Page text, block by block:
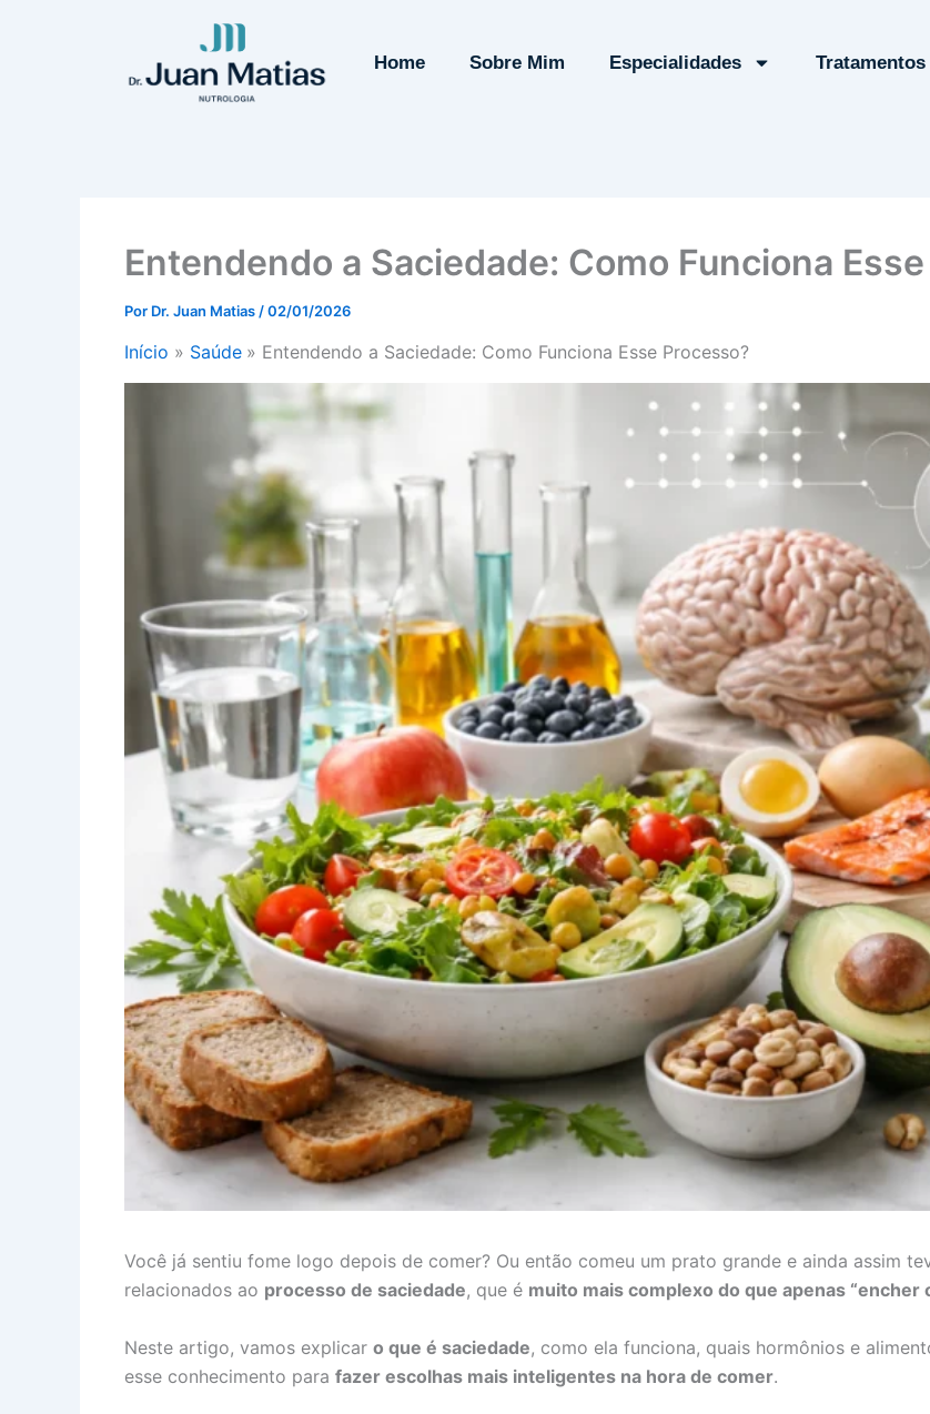
Home Sobre Mim Especialidades Tratamentos
Entendendo a Saciedade: Como Funciona
Por Dr. Juan Matias /02/01/2026
Início Saúde Entendendo a Saciedade: Como Funciona Esse Processo?
Você já sentiu fome logo depois de comer? Ou então comeu um prato grande e ainda assim
relacionados ao processo de saciedade, que é muito mais complexo do que apenas “encher
Neste artigo, vamos explicar o que é saciedade, como ela funciona, quais hormônios e
esse conhecimento para fazer escolhas mais inteligentes na hora de comer.